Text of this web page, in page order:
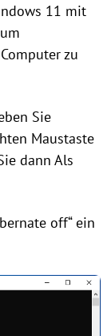
11 mit
zu
Sie
Maustaste
dann Als
off“ ein